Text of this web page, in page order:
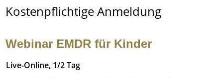
Kostenpflichtige Anmeldung
Webinar EMDR für Kinder
Live-Online, 1/2 Tag